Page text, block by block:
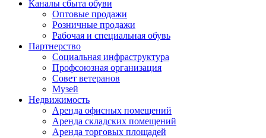
Каналы сбыта обуви
Оптовые продажи
Розничные продажи
Рабочая и специальная обувь
Партнерство
Социальная инфраструктура
Профсоюзная организация
Совет ветеранов
Музей
Недвижимость
Аренда офисных помещений
Аренда складских помещений
Аренда торговых площадей